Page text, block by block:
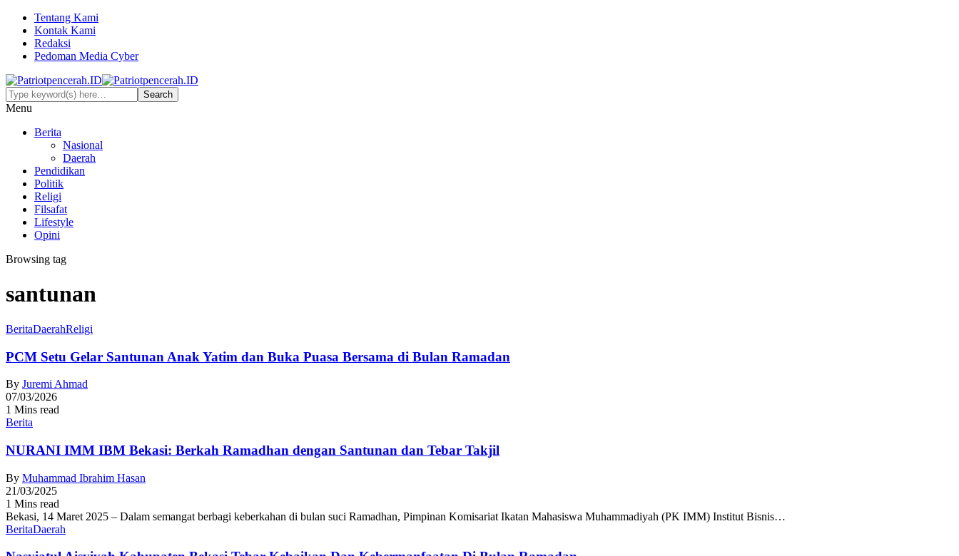
Tentang Kami
Kontak Kami
Redaksi
Pedoman Media Cyber
Menu
Berita
Nasional
Daerah
Pendidikan
Politik
Religi
Filsafat
Lifestyle
Opini
Browsing tag
santunan
BeritaDaerahReligi
PCM Setu Gelar Santunan Anak Yatim dan Buka Puasa Bersama di Bulan Ramadan
By Juremi Ahmad
07/03/2026
1 Mins read
Berita
NURANI IMM IBM Bekasi: Berkah Ramadhan dengan Santunan dan Tebar Takjil
By Muhammad Ibrahim Hasan
21/03/2025
1 Mins read
Bekasi, 14 Maret 2025 – Dalam semangat berbagi keberkahan di bulan suci Ramadhan, Pimpinan Komisariat Ikatan Mahasiswa Muhammadiyah (PK IMM) Institut Bisnis…
BeritaDaerah